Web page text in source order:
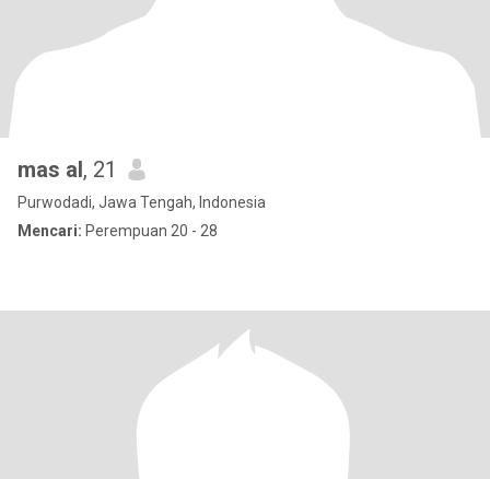
mas al, 21
Purwodadi, Jawa Tengah, Indonesia
Mencari: Perempuan 20 - 28